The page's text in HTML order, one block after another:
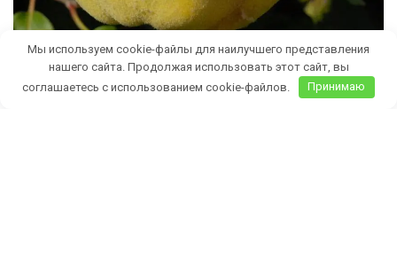
Бесплатная доставка саженцев
Мы используем cookie-файлы для наилучшего представления
нашего сайта. Продолжая использовать этот сайт, вы
соглашаетесь с использованием cookie-файлов.
Принимаю